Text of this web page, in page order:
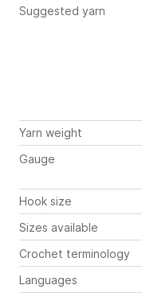
Suggested yarn
Yarn weight
Gauge
Hook size
Sizes available
Crochet terminology
Languages